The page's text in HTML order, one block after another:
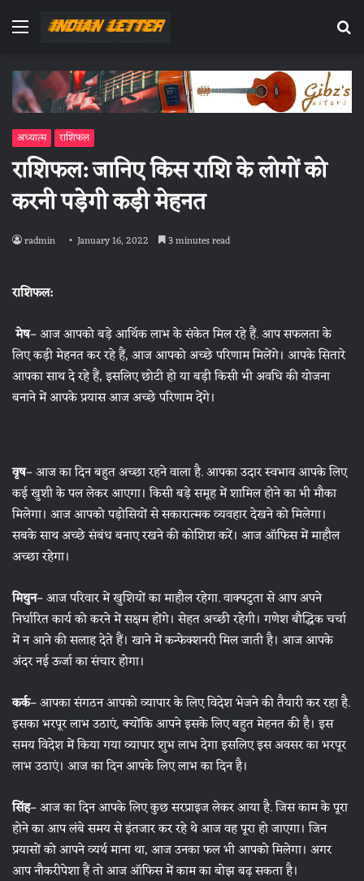
Menu
अध्यात्म राशिफल
राशिफल: जानिए किस राशि के लोगों को
करनी पड़ेगी कड़ी मेहनत
radmin January 16, 2022 3 minutes read
राशिफल:
मेष– आज आपको बड़े आर्थिक लाभ के संकेत मिल रहे हैं. आप सफलता के
लिए कड़ी मेहनत कर रहे हैं, आज आपको अच्छे परिणाम मिलेंगे। आपके सितारे
आपका साथ दे रहे हैं, इसलिए छोटी हो या बड़ी किसी भी अवधि की योजना
बनाने में आपके प्रयास आज अच्छे परिणाम देंगे।
वृष– आज का दिन बहुत अच्छा रहने वाला है. आपका उदार स्वभाव आपके लिए
कई खुशी के पल लेकर आएगा। किसी बड़े समूह में शामिल होने का भी मौका
मिलेगा। आज आपको पड़ोसियों से सकारात्मक व्यवहार देखने को मिलेगा।
सबके साथ अच्छे संबंध बनाए रखने की कोशिश करें। आज ऑफिस में माहौल
अच्छा रहेगा।
मिथुन– आज परिवार में खुशियों का माहौल रहेगा. वाक्पटुता से आप अपने
निर्धारित कार्य को करने में सक्षम होंगे। सेहत अच्छी रहेगी। गणेश बौद्धिक चर्चा
में न आने की सलाह देते हैं। खाने में कन्फेक्शनरी मिल जाती है। आज आपके
अंदर नई ऊर्जा का संचार होगा।
कर्क– आपका संगठन आपको व्यापार के लिए विदेश भेजने की तैयारी कर रहा है.
इसका भरपूर लाभ उठाएं, क्योंकि आपने इसके लिए बहुत मेहनत की है। इस
समय विदेश में किया गया व्यापार शुभ लाभ देगा इसलिए इस अवसर का भरपूर
लाभ उठाएं। आज का दिन आपके लिए लाभ का दिन है।
सिंह– आज का दिन आपके लिए कुछ सरप्राइज लेकर आया है. जिस काम के पूरा
होने का आप लंबे समय से इंतजार कर रहे थे आज वह पूरा हो जाएगा। जिन
प्रयासों को आपने व्यर्थ माना था, आज उनका फल भी आपको मिलेगा। अगर
आप नौकरीपेशा हैं तो आज ऑफिस में काम का बोझ बढ़ सकता है।